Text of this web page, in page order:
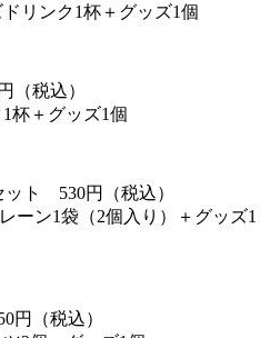
リンク1杯＋グッズ1個
（税込）
杯＋グッズ1個
ト 530円（税込）
ーン1袋（2個入り）＋グッズ1
（税込）